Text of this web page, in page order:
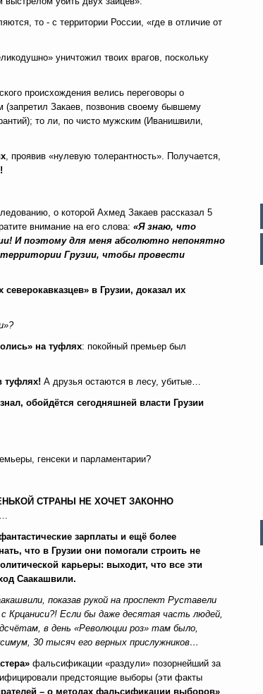
то - с территории России, «где в отличие от
уничтожил твоих врагов, поскольку
происхождения велись переговоры о
(запретил Закаев, позвонив своему бывшему
то ли, по чисто мужским (Иванишвили,
, проявив «нулевую толерантность». Получается,
о которой Ахмед Закаев рассказал 5
внимание на его слова: «Я знаю, что
И поэтому для меня абсолютно непонятно
территории Грузии, чтобы провести
в Грузии, доказал их
на туфлях: покойный премьер был
туфлях! А друзья остаются в лесу, убитые…
обойдётся сегодняшней власти Грузии
генсеки и парламентарии?
СТРАНЫ НЕ ХОЧЕТ ЗАКОННО
зарплаты и ещё более
что в Грузии они помогали строить не
карьеры: выходит, что все эти
Саакашвили.
показав рукой на проспект Руставели
Крцаниси?! Если бы даже десятая часть людей,
в день «Революции роз» там было,
30 тысяч его верных прислужников…
фальсификации «раздули» позорнейший за
предстоящие выборы (эти факты
– о методах фальсификации выборов»